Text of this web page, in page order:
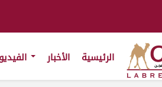
الرئيسية الأخبار